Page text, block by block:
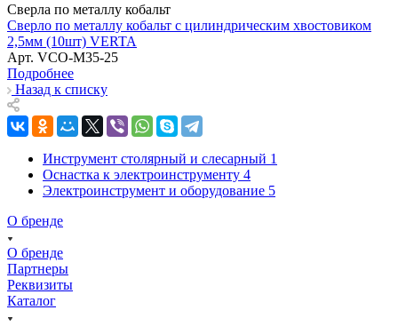
Сверла по металлу кобальт
Сверло по металлу кобальт с цилиндрическим хвостовиком
2,5мм (10шт) VERTA
Арт. VCO-M35-25
Подробнее
Назад к списку
Инструмент столярный и слесарный 1
Оснастка к электроинструменту 4
Электроинструмент и оборудование 5
О бренде
О бренде
Партнеры
Реквизиты
Каталог